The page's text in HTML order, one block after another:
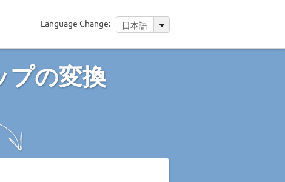
Language Change: 日本語
プの変換